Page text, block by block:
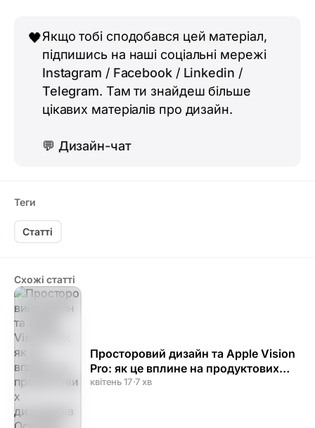
🖤Якщо тобі сподобався цей матеріал,
підпишись на наші соціальні мережі
Instagram / Facebook/ Linkedin /
Telegram. Там ти знайдеш більше
цікавих матеріалів про дизайн.
💬 Дизайн-чат
Теги
Статті
Схожі статті
Просторовий дизайн та Apple Vision
Pro: як це вплине на продуктових
дизайнерів
квітень 17·7 хв